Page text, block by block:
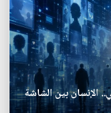
الإنسان بين الشاشة